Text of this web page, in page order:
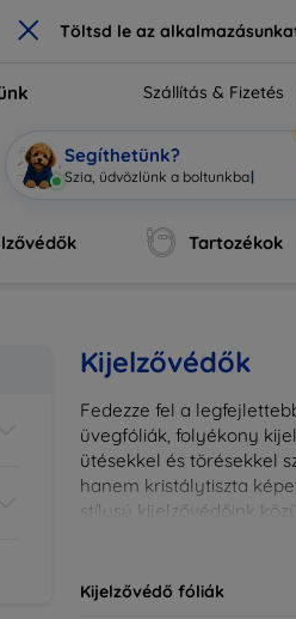
× Töltsd le az
Szállítás & Fizetés
Segíthetünk?
Mobi |
Tartozékok
Kijelzővédők
Fedezze fel a
üvegfóliák, folyékony
ütésekkel és törésekkel
hanem kristálytiszta
stílusú kijelzővédőink
Kijelzővédő fóliák